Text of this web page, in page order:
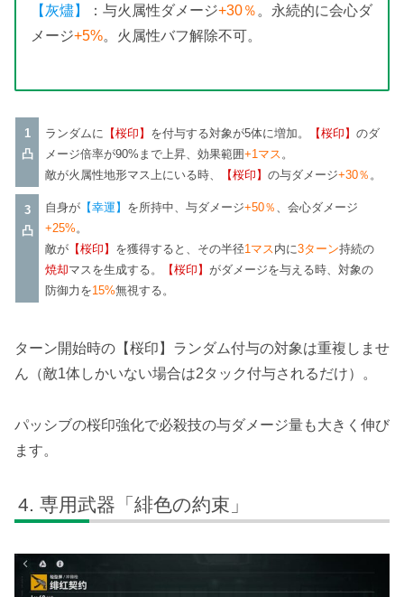
【灰燼】 ：与火属性ダメージ+30％ 。永続的に会心ダ
メージ+5%。火属性バフ解除不可。
1
凸
ランダムに 【桜印】 を付与する対象が5体に増加。 【桜印】のダ
メージ倍率が90%まで上昇、効果範囲+1マス。
敵が火属性地形マス上にいる時、
【桜印】の与ダメージ+30％ 。
3
凸
自身が 【幸運】 を所持中、与ダメージ+50％ 、会心ダメージ
+25%。
敵が 【桜印】 を獲得すると、その半径1マス内に3ターン持続の
焼却マスを生成する。 【桜印】がダメージを与える時、対象の
防御力を15%無視する。
ターン開始時の【桜印】ランダム付与の対象は重複しませ
ん（敵1体しかいない場合は2タック付与されるだけ）。
パッシブの桜印強化で必殺技の与ダメージ量も大きく伸び
ます。
専用武器「緋色の約束」